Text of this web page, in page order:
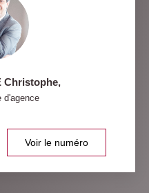
Christophe,
d'agence
Voir le numéro